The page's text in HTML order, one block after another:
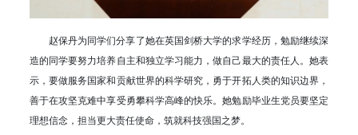
赵保丹为同学们分享了她在英国剑桥大学的求学经历，勉励继续深
造的同学要努力培养自主和独立学习能力，做自己最大的责任人。她表
示，要做服务国家和贡献世界的科学研究，勇于开拓人类的知识边界，
善于在攻坚克难中享受勇攀科学高峰的快乐。她勉励毕业生党员要坚定
理想信念，担当更大责任使命，筑就科技强国之梦。